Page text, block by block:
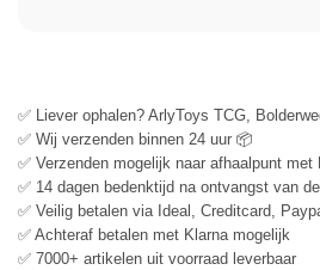
✅ Liever ophalen? ArlyToys TCG,
✅ Wij verzenden binnen 24 uur 📦
✅ Verzenden mogelijk naar afhaalpunt met
✅ 14 dagen bedenktijd na ontvangst van
✅ Veilig betalen via Ideal, Creditcard,
✅ Achteraf betalen met Klarna mogelijk
✅ 7000+ artikelen uit voorraad leverbaar